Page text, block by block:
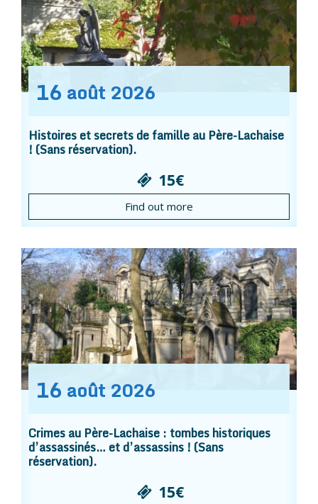
16 août 2026
Histoires et secrets de famille au Père-Lachaise
! (Sans réservation).
15€
Find out more
16 août 2026
Crimes au Père-Lachaise : tombes historiques
d’assassinés… et d’assassins ! (Sans
réservation).
15€